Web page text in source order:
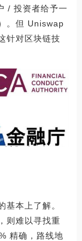
/ 投资者给予一
。但 Uniswap
针对区块链技
基本上了解。
则难以寻找重
精确，路线地